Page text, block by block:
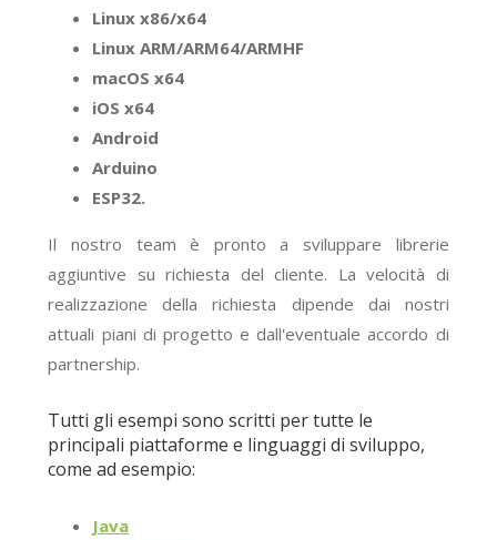
Linux x86/x64
Linux ARM/ARM64/ARMHF
macOS x64
iOS x64
Android
Arduino
ESP32.
Il nostro team è pronto a sviluppare librerie
aggiuntive su richiesta del cliente. La velocità di
realizzazione della richiesta dipende dai nostri
attuali piani di progetto e dall'eventuale accordo di
partnership.
Tutti gli esempi sono scritti per tutte le
principali piattaforme e linguaggi di sviluppo,
come ad esempio:
Java